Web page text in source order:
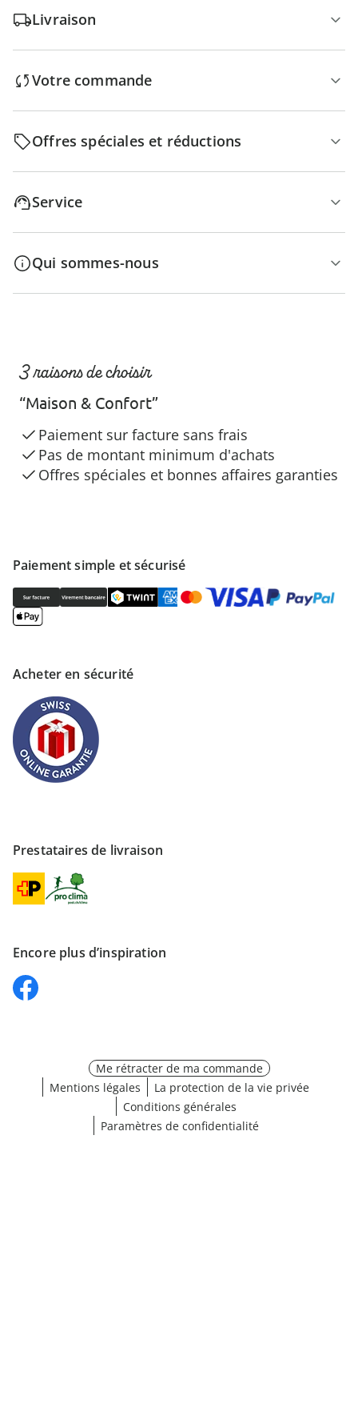
Livraison
Votre commande
Offres spéciales et réductions
Service
Qui sommes-nous
Paiement simple et sécurisé
Acheter en sécurité
Prestataires de livraison
Encore plus d’inspiration
3 raisons de choisir
“Maison & Confort”
Paiement sur facture sans frais
Pas de montant minimum d'achats
Offres spéciales et bonnes affaires garanties
Me rétracter de ma commande
Mentions légales
La protection de la vie privée
Conditions générales
Paramètres de confidentialité